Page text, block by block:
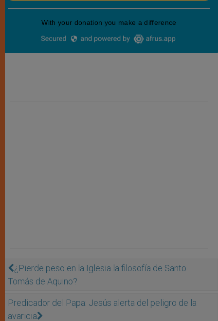
¿Pierde peso en la Iglesia la filosofía de Santo
Tomás de Aquino?
Predicador del Papa: Jesús alerta del peligro de la
avaricia